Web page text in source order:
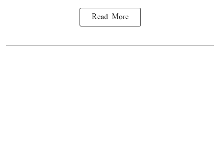
Read More